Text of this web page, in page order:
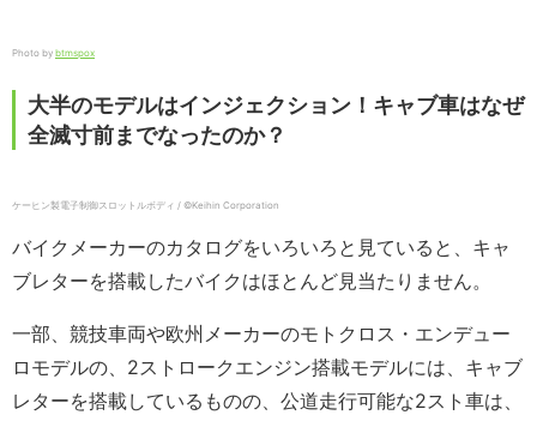
Photo by btmspox
大半のモデルはインジェクション！キャブ車はなぜ
全滅寸前までなったのか？
ケーヒン製電子制御スロットルボディ / ©Keihin Corporation
バイクメーカーのカタログをいろいろと見ていると、キャ
ブレターを搭載したバイクはほとんど見当たりません。
一部、競技車両や欧州メーカーのモトクロス・エンデュー
ロモデルの、2ストロークエンジン搭載モデルには、キャブ
レターを搭載しているものの、公道走行可能な2スト車は、